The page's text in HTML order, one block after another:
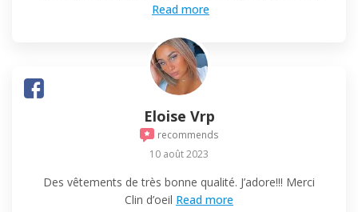
Read more
Eloise Vrp
recommends
10 août 2023
Des vêtements de très bonne qualité. J’adore!!! Merci
Clin d’oeil Read more